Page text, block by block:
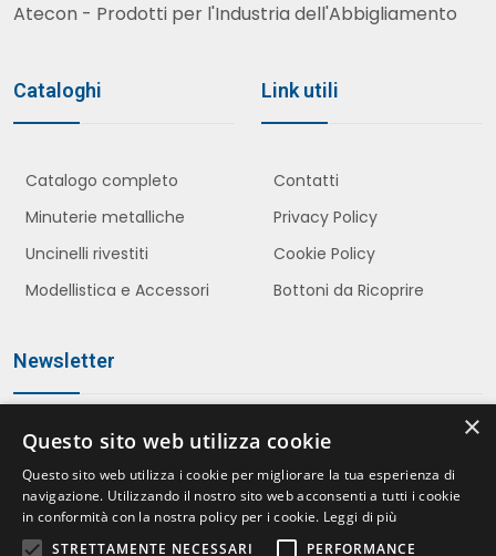
Atecon - Prodotti per l'Industria dell'Abbigliamento
Cataloghi
Catalogo completo
Minuterie metalliche
Uncinelli rivestiti
Modellistica e Accessori
Link utili
Contatti
Privacy Policy
Cookie Policy
Bottoni da Ricoprire
Newsletter
×
Questo sito web utilizza cookie
Questo sito web utilizza i cookie per migliorare la tua esperienza di
navigazione. Utilizzando il nostro sito web acconsenti a tutti i cookie
in conformità con la nostra policy per i cookie. Leggi di più
STRETTAMENTE NECESSARI
PERFORMANCE